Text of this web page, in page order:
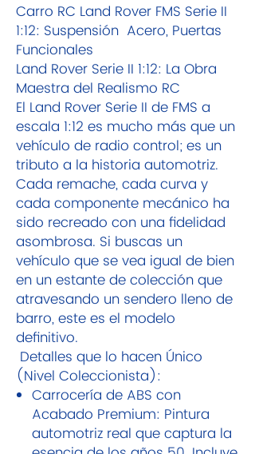
Carro RC Land Rover FMS Serie II
1:12: Suspensión Acero, Puertas
Funcionales
Land Rover Serie II 1:12: La Obra
Maestra del Realismo RC
El Land Rover Serie II de FMS a
escala 1:12 es mucho más que un
vehículo de radio control; es un
tributo a la historia automotriz.
Cada remache, cada curva y
cada componente mecánico ha
sido recreado con una fidelidad
asombrosa. Si buscas un
vehículo que se vea igual de bien
en un estante de colección que
atravesando un sendero lleno de
barro, este es el modelo
definitivo.
Detalles que lo hacen Único
(Nivel Coleccionista):
Carrocería de ABS con
Acabado Premium: Pintura
automotriz real que captura la